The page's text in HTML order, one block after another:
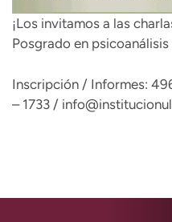
¡Los invitamos a las
Posgrado en
Inscripción / Informes:
– 1733 /